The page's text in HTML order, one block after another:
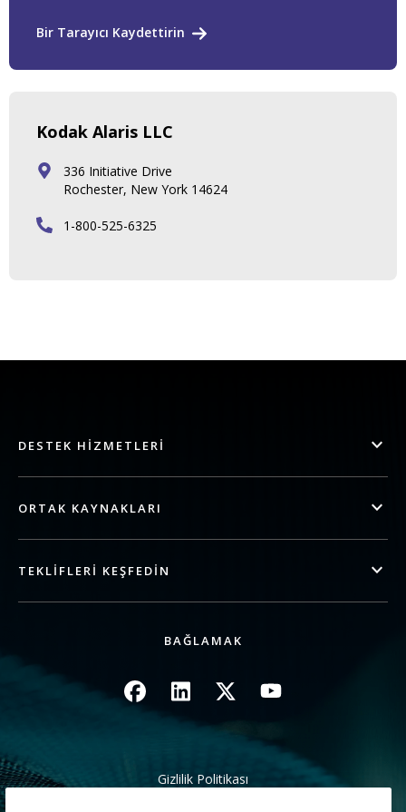
Bir Tarayıcı Kaydettirin
Kodak Alaris LLC
336 Initiative Drive
Rochester, New York 14624
1-800-525-6325
DESTEK HIZMETLERI
ORTAK KAYNAKLARI
TEKLIFLERI KEŞFEDIN
BAĞLAMAK
Resim Resim Resim Resim
Gizlilik Politikası